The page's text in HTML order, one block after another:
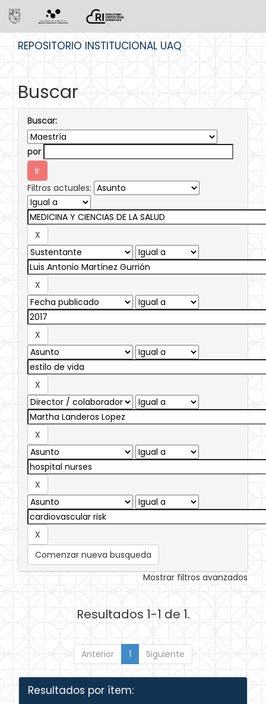
REPOSITORIO INSTITUCIONAL UAQ
Buscar
Buscar:
por
Filtros actuales:
Comenzar nueva busqueda
Mostrar filtros avanzados
Resultados 1-1 de 1.
Anterior 1 Siguiente
Resultados por ítem: